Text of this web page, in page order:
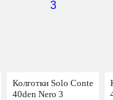
Колготки Solo Conte
40den Nero 3